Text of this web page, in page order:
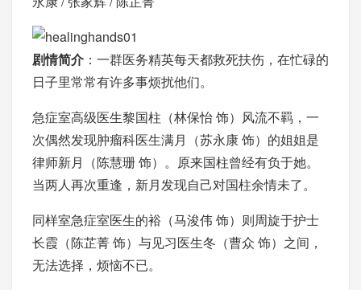
剧情简介 ：一群医务精英每天都救死扶伤，在忙碌的
日子里常常有许多事烦扰他们。
急症室高级医生黎国柱（林保怡 饰）风流不羁，一
次偶然发现肿瘤科医生满月（苏永康 饰）的姐姐是
律师新月（陈慧珊 饰）。原来国柱曾经有负于她。
当两人再次重逢，新月发现自己对国柱余情未了。
同样室急症室医生的裕（马浚伟 饰）则周旋于护士
长霞（陈芷菁 饰）与见习医生冬（曹众 饰）之间，
无法选择，烦恼不已。